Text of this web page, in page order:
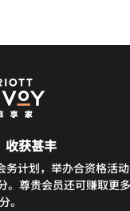
收获甚丰
计划，举办合资格活动
。尊贵会员还可赚取更
。